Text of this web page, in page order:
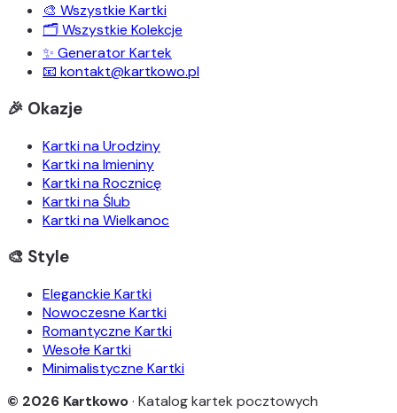
🎨 Wszystkie Kartki
🗂️ Wszystkie Kolekcje
✨ Generator Kartek
📧 kontakt@kartkowo.pl
🎉 Okazje
Kartki na Urodziny
Kartki na Imieniny
Kartki na Rocznicę
Kartki na Ślub
Kartki na Wielkanoc
🎨 Style
Eleganckie Kartki
Nowoczesne Kartki
Romantyczne Kartki
Wesołe Kartki
Minimalistyczne Kartki
© 2026 Kartkowo· Katalog kartek pocztowych